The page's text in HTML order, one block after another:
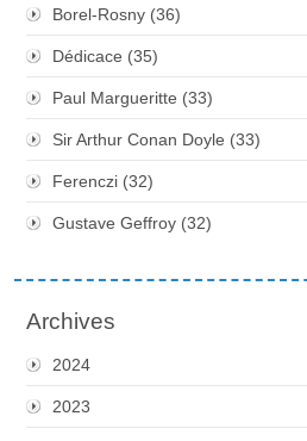
Borel-Rosny (36)
Dédicace (35)
Paul Margueritte (33)
Sir Arthur Conan Doyle (33)
Ferenczi (32)
Gustave Geffroy (32)
Archives
2024
2023